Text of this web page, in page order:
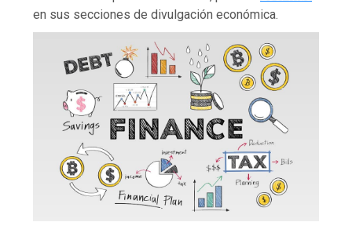
en sus secciones de divulgación económica.